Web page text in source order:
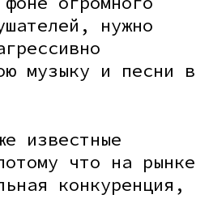
нужно
музыку и песни в
известные
что на рынке
конкуренция,